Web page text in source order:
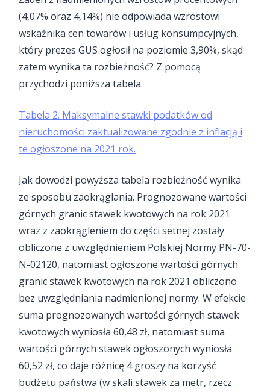
(4,07% oraz 4,14%) nie odpowiada wzrostowi
wskaźnika cen towarów i usług konsumpcyjnych,
który prezes GUS ogłosił na poziomie 3,90%, skąd
zatem wynika ta rozbieżność? Z pomocą
przychodzi poniższa tabela.
Tabela 2. Maksymalne stawki podatków od
nieruchomości zaktualizowane zgodnie z inflacją i
te ogłoszone na 2021 rok.
Jak dowodzi powyższa tabela rozbieżność wynika
ze sposobu zaokrąglania. Prognozowane wartości
górnych granic stawek kwotowych na rok 2021
wraz z zaokrągleniem do części setnej zostały
obliczone z uwzględnieniem Polskiej Normy PN-70-
N-02120, natomiast ogłoszone wartości górnych
granic stawek kwotowych na rok 2021 obliczono
bez uwzględniania nadmienionej normy. W efekcie
suma prognozowanych wartości górnych stawek
kwotowych wyniosła 60,48 zł, natomiast suma
wartości górnych stawek ogłoszonych wyniosła
60,52 zł, co daje różnicę 4 groszy na korzyść
budżetu państwa (w skali stawek za metr, rzecz